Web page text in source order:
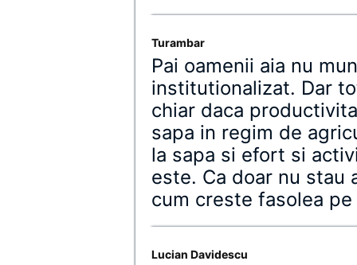
Turambar
Pai oamenii aia nu
institutionalizat. Dar
chiar daca
sapa in regim de
la sapa si efort si
este. Ca doar nu stau
cum creste fasolea
Lucian Davidescu